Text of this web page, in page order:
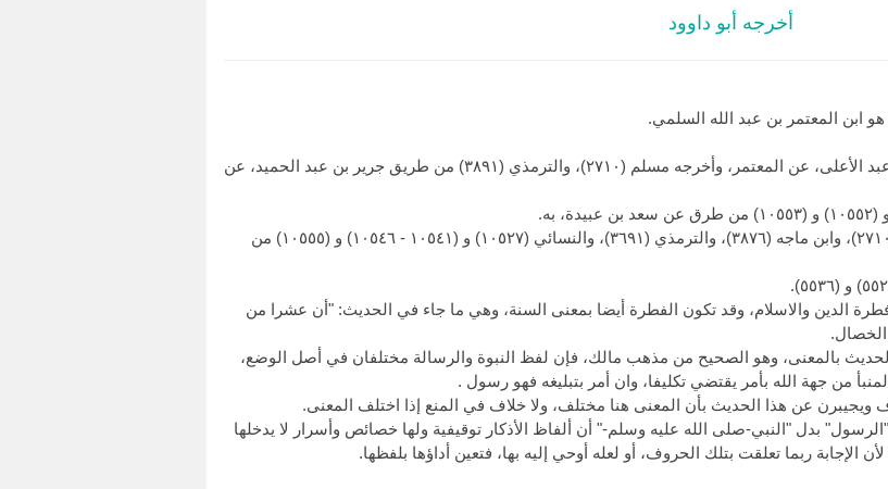
أخرجه أبو داوود
ابن المعتمر بن عبد الله السلمي.
وأخرجه النسائي في "الكبرى" (١٠٥٥٠) عن محمد بن عبد الأعلى، عن المعتمر، وأخرجه مسلم (٢٧١٠)، والترمذي (٣٨٩١) من طريق جرير بن عبد الحميد، عن
وأخرجه البخاري (٦٣١٣) و (٦٣١٥) و (٧٤٨٨)، ومسلم (٢٧١٠)، وابن ماجه (٣٨٧٦)، والترمذي (٣٦٩١)، والنسائي (١٠٥٢٧) و (١٠٥٤١ - ١٠٥٤٦) و (١٠٥٥٥) من
السنن" ٤/ ١٤٣: الفطرة هنا فطرة الدين والاسلام، وقد تكون الفطرة أيضا بمعنى السنة، وهي ما جاء في الحديث: "أن عشرا من
بالمعنى، وهو الصحيح من مذهب مالك، فإن لفظ النبوة والرسالة مختلفان في أصل الوضع،
من جهة الله بأمر يقتضي تكليفا، وان أمر بتبليغه فهو رسول .
ويجيبرن عن هذا الحديث بأن المعنى هنا مختلف، ولا خلاف في المنع إذا اختلف المعنى.
بدل "النبي-صلى الله عليه وسلم-" أن ألفاظ الأذكار توقيفية ولها خصائص وأسرار لا يدخلها
الإجابة ربما تعلقت بتلك الحروف، أو لعله أوحي إليه بها، فتعين أداؤها بلفظها.